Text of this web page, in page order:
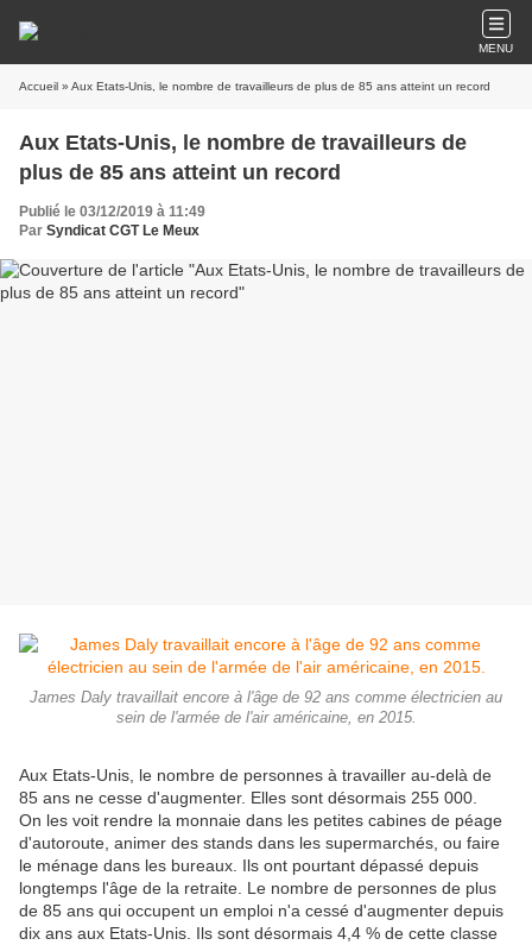
MENU
Accueil » Aux Etats-Unis, le nombre de travailleurs de plus de 85 ans atteint un record
Aux Etats-Unis, le nombre de travailleurs de
plus de 85 ans atteint un record
Publié le 03/12/2019 à 11:49
Par Syndicat CGT Le Meux
James Daly travaillait encore à l'âge de 92 ans comme électricien au
sein de l'armée de l'air américaine, en 2015.
Aux Etats-Unis, le nombre de personnes à travailler au-delà de
85 ans ne cesse d'augmenter. Elles sont désormais 255 000.
On les voit rendre la monnaie dans les petites cabines de péage
d'autoroute, animer des stands dans les supermarchés, ou faire
le ménage dans les bureaux. Ils ont pourtant dépassé depuis
longtemps l'âge de la retraite. Le nombre de personnes de plus
de 85 ans qui occupent un emploi n'a cessé d'augmenter depuis
dix ans aux Etats-Unis. Ils sont désormais 4,4 % de cette classe